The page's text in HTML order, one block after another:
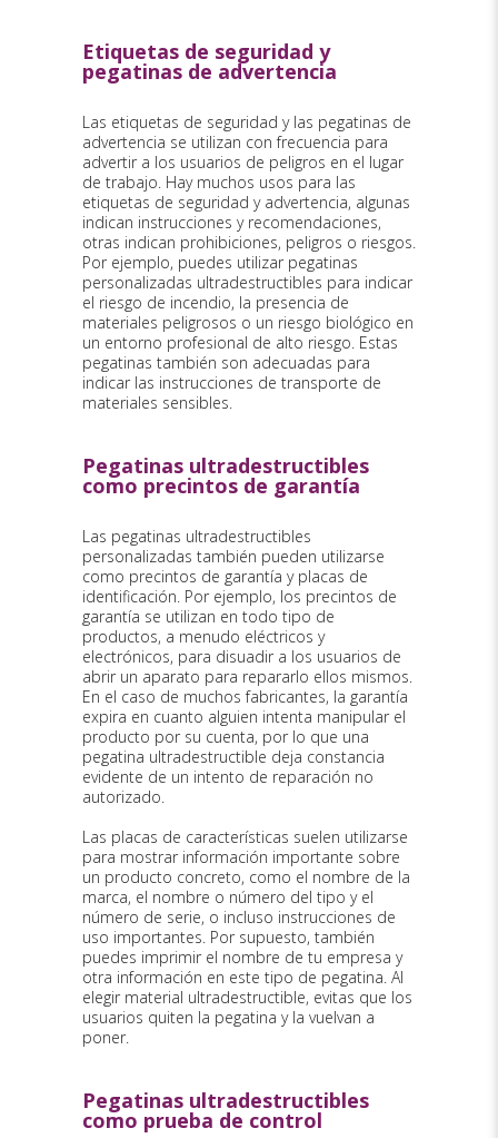
Etiquetas de seguridad y
pegatinas de advertencia
Las etiquetas de seguridad y las pegatinas de
advertencia se utilizan con frecuencia para
advertir a los usuarios de peligros en el lugar
de trabajo. Hay muchos usos para las
etiquetas de seguridad y advertencia, algunas
indican instrucciones y recomendaciones,
otras indican prohibiciones, peligros o riesgos.
Por ejemplo, puedes utilizar pegatinas
personalizadas ultradestructibles para indicar
el riesgo de incendio, la presencia de
materiales peligrosos o un riesgo biológico en
un entorno profesional de alto riesgo. Estas
pegatinas también son adecuadas para
indicar las instrucciones de transporte de
materiales sensibles.
Pegatinas ultradestructibles
como precintos de garantía
Las pegatinas ultradestructibles
personalizadas también pueden utilizarse
como precintos de garantía y placas de
identificación. Por ejemplo, los precintos de
garantía se utilizan en todo tipo de
productos, a menudo eléctricos y
electrónicos, para disuadir a los usuarios de
abrir un aparato para repararlo ellos mismos.
En el caso de muchos fabricantes, la garantía
expira en cuanto alguien intenta manipular el
producto por su cuenta, por lo que una
pegatina ultradestructible deja constancia
evidente de un intento de reparación no
autorizado.
Las placas de características suelen utilizarse
para mostrar información importante sobre
un producto concreto, como el nombre de la
marca, el nombre o número del tipo y el
número de serie, o incluso instrucciones de
uso importantes. Por supuesto, también
puedes imprimir el nombre de tu empresa y
otra información en este tipo de pegatina. Al
elegir material ultradestructible, evitas que los
usuarios quiten la pegatina y la vuelvan a
poner.
Pegatinas ultradestructibles
como prueba de control